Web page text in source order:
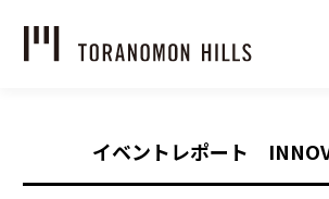
イベントレポート